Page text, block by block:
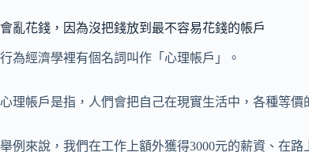
會亂花錢，因為沒把錢放到最不容易花錢的帳戶
行為經濟學裡有個名詞叫作「心理帳戶」。
心理帳戶是指，人們會把自己在現實生活中，各種等
舉例來說，我們在工作上額外獲得3000元的薪資、在